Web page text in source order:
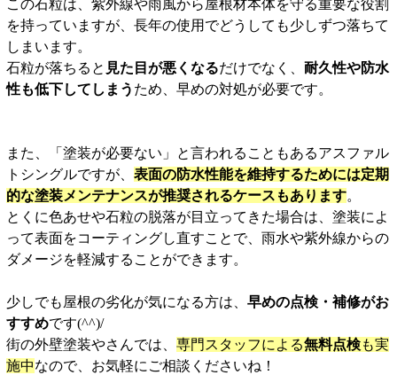
この石粒は、紫外線や雨風から屋根材本体を守る重要な役割
を持っていますが、長年の使用でどうしても少しずつ落ちて
しまいます。
石粒が落ちると 見た目が悪くなるだけでなく、 耐久性や防水
性も低下してしまう ため、早めの対処が必要です。
また、「塗装が必要ない」と言われることもあるアスファル
トシングルですが、 表面の防水性能を維持するためには定期
的な塗装メンテナンスが推奨されるケースもあります。
とくに色あせや石粒の脱落が目立ってきた場合は、塗装によ
って表面をコーティングし直すことで、雨水や紫外線からの
ダメージを軽減することができます。
少しでも屋根の劣化が気になる方は、 早めの点検・補修がお
すすめです(^^)/
街の外壁塗装やさんでは、 専門スタッフによる無料点検も実
施中なので、お気軽にご相談くださいね！